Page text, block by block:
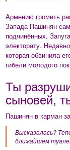
Армению громить
Запада Пашинян
подчинённых.
электорату.
которая обвинила
гибели молодого
Ты
сыновей,
Пашинян в карман
Высказалась?
ближайшем